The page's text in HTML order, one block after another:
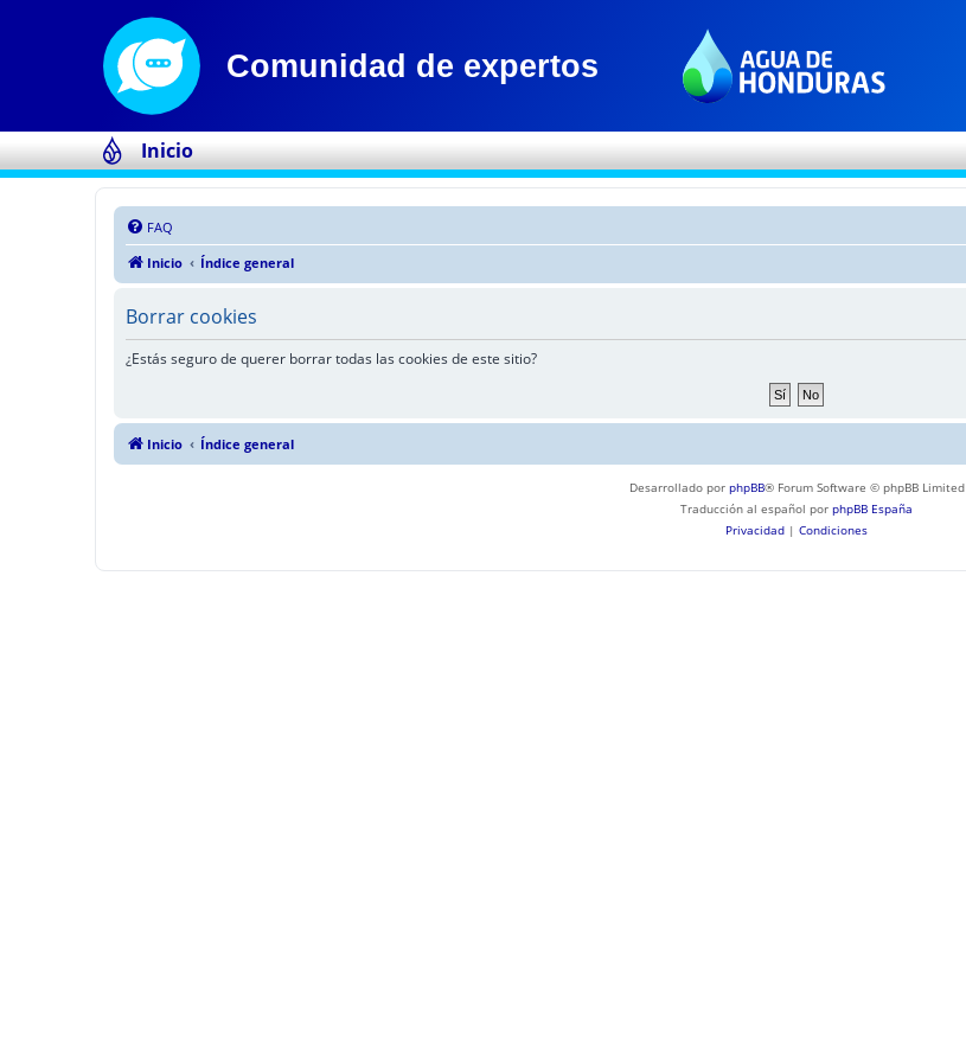
Inicio
FAQ
Inicio
Índice general
Borrar cookies
¿Estás seguro de querer borrar todas las cookies de este sitio?
Inicio Índice general
Desarrollado por phpBB® Forum Software © phpBB Limited
Traducción al español por phpBB España
Privacidad | Condiciones